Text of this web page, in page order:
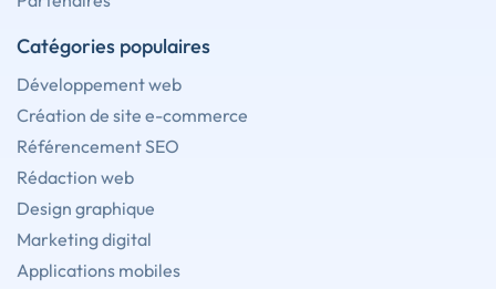
Catégories populaires
Développement web
Création de site e-commerce
Référencement SEO
Rédaction web
Design graphique
Marketing digital
Applications mobiles